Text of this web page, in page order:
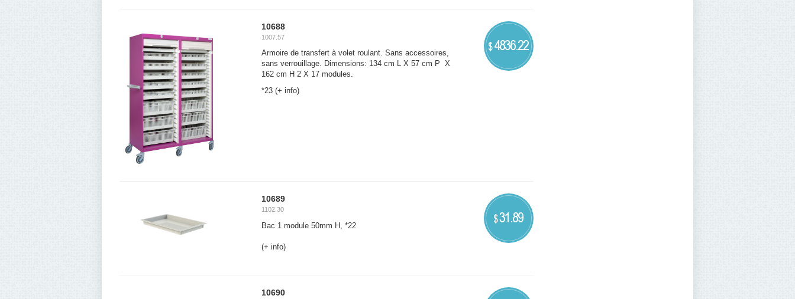
10688
1007.57
$4836.22
Armoire de transfert à volet roulant. Sans accessoires,
sans verrouillage. Dimensions: 134 cm L X 57 cm P X
162 cm H 2 X 17 modules.
*23 (+ info)
10689
1102.30
$31.89
Bac 1 module 50mm H, *22
(+ info)
10690